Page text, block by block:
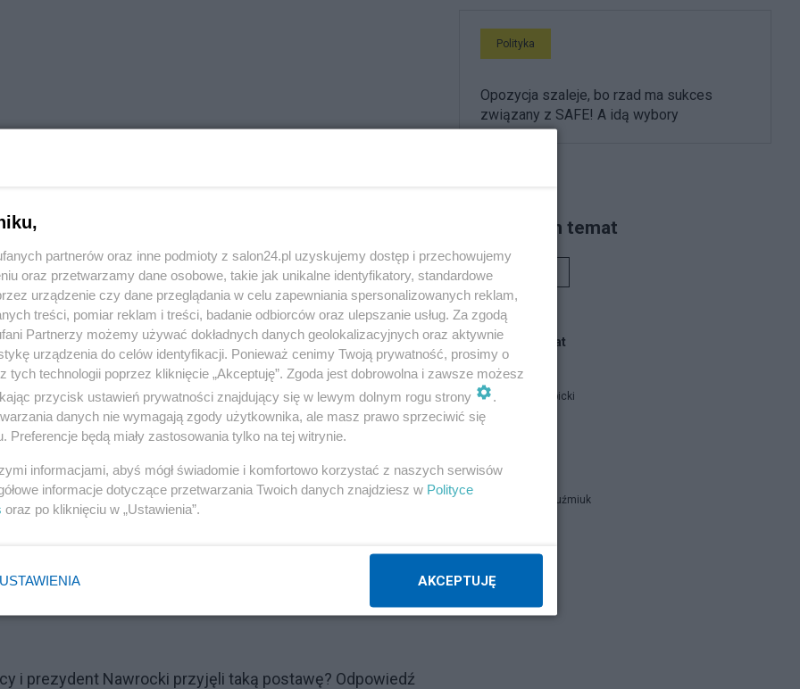
nie miał podobnych oporów wobec kredytowania
są zakupy w USA o wartości około 200 mld zł,
udawać, że sam mechanizm finansowania długiem
o SAFE.
to żadnego „oddania polskiej armii pod kontrolę
i rozliczeniowe oraz reguły programu — dokładnie
i przy normalnych kredytach. Spór może dotyczyć
przesadzona, a przy tym po prostu
i prezydent Nawrocki przyjęli taką postawę? Odpowiedź
Polityka
Opozycja szaleje, bo rzad ma sukces
związany z SAFE! A idą wybory
Piszą na ten temat
Blogi na ten temat
Jan Filip Libicki
Zbigniew Kuźmiuk
Napisz notkę
partnerów oraz inne podmioty z salon24.pl uzyskujemy dostęp i przechowujemy
oraz przetwarzamy dane osobowe, takie jak unikalne identyfikatory, standardowe
urządzenie czy dane przeglądania w celu zapewniania spersonalizowanych reklam,
treści, pomiar reklam i treści, badanie odbiorców oraz ulepszanie usług. Za zgodą
Partnerzy możemy używać dokładnych danych geolokalizacyjnych oraz aktywnie
urządzenia do celów identyfikacji. Ponieważ cenimy Twoją prywatność, prosimy o
tych technologii poprzez kliknięcie „Akceptuję”. Zgoda jest dobrowolna i zawsze możesz
przycisk ustawień prywatności znajdujący się w lewym dolnym rogu strony
.
danych nie wymagają zgody użytkownika, ale masz prawo sprzeciwić się
Preferencje będą miały zastosowania tylko na tej witrynie.
informacjami, abyś mógł świadomie i komfortowo korzystać z naszych serwisów
informacje dotyczące przetwarzania Twoich danych znajdziesz w Polityce
oraz po kliknięciu w „Ustawienia”.
USTAWIENIA AKCEPTUJĘ